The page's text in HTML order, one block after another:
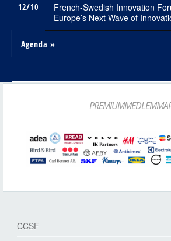
12/10
French-Swedish Innovation
Europe’s Next Wave of
Agenda »
CCSF